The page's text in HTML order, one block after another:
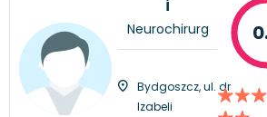
i
Neurochirurg
Bydgoszcz, ul. dr
Izabeli